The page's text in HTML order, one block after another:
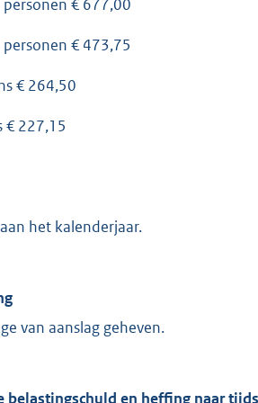
€ 677,00
€ 473,75
€ 264,50
€ 227,15
het kalenderjaar.
van aanslag geheven.
belastingschuld en heffing naar